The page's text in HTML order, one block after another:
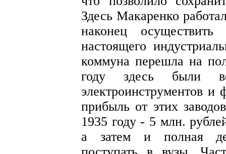
Здесь Макаренко
наконец
настоящего
коммуна перешла на
году здесь были
электроинструментов
прибыль от этих
1935 году - 5 млн.
а затем и полная